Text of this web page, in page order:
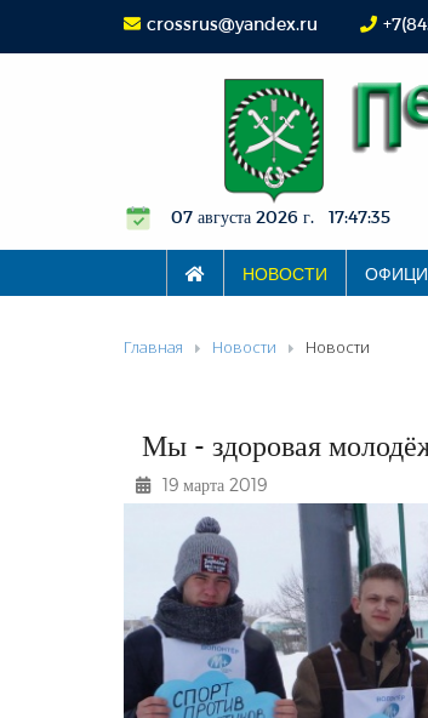
crossrus@yandex.ru
07 августа 2026 г. 17:47:36
НОВОСТИ
Главная Новости Новости
Мы - здоровая
19 марта 2019